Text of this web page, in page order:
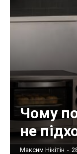
Чому
не
Максим Нікітін -